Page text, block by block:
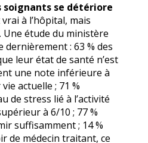
soignants se détériore
vrai à l’hôpital, mais
étude du ministère
dernièrement : 63 % des
leur état de santé n’est
une note inférieure à
actuelle ; 71 %
de stress lié à l’activité
à 6/10 ; 77 %
suffisamment ; 14 %
de médecin traitant, ce